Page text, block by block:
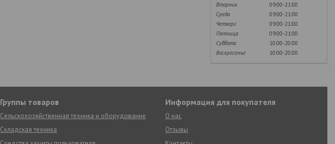
Вторник
09:00-21:00
Среда
09:00-21:00
Четверг
09:00-21:00
Пятница
09:00-21:00
Суббота
10:00-20:00
Воскресенье
10:00-20:00
Группы товаров
Сельскохозяйственная техника и оборудование
Складская техника
Информация для покупателя
О нас
Отзывы